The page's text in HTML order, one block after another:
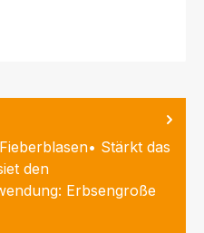
Stärkt das
den
Erbsengroße